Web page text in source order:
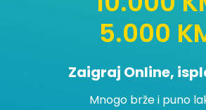
5.000
Zaigraj Online,
Mnogo brže i puno